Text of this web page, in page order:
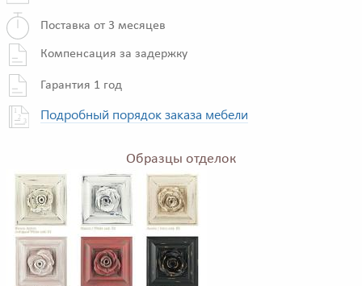
Поставка от 3 месяцев
Компенсация за задержку
Гарантия 1 год
Подробный порядок заказа мебели
Образцы отделок